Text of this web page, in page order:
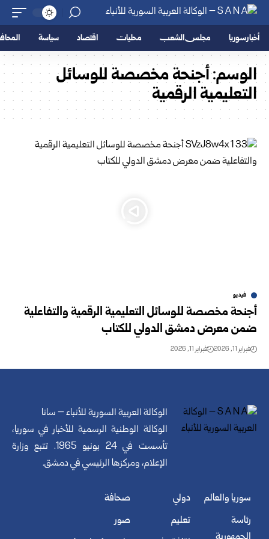
أخبار سوريا مجلس الشعب محليات اقتصاد سياسة
الوسم:أجنحة مخصصة للوسائل
التعليمية الرقمية
فيديو
أجنحة مخصصة للوسائل التعليمية الرقمية والتفاعلية
ضمن معرض دمشق الدولي للكتاب
فبراير 11, 2026 فبراير 11, 2026
الوكالة العربية السورية للأنباء – سانا
الوكالة الوطنية الرسمية للأخبار في سوريا،
تأسست في 24 يونيو 1965. تتبع وزارة
الإعلام، ومركزها الرئيسي في دمشق.
سوريا والعالم
رئاسة
دولي
تعليم
صحافة
صور